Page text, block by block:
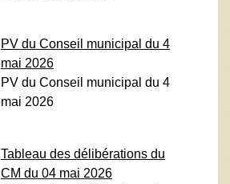
PV du Conseil municipal du 4
mai 2026
PV du Conseil municipal du 4
mai 2026
Tableau des délibérations du
CM du 04 mai 2026